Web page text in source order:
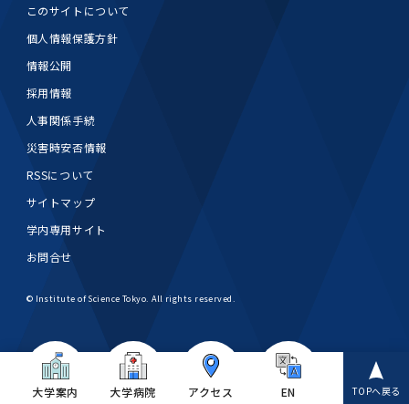
学長選考・監察会議
学長×医学部学生懇談
学長×歯学部学生懇談
東京医科歯科大学の歴史
英語版広報誌「TMDU ANNUAL NEWS」
学内向け広報誌「TMDUニュース」
医歯大ひろば
写真で綴る 東京医科歯科大学トップ
第1回『学びの地』
第2回『教育 講義・実習の軌跡』
第3回『知と癒しの匠の創造者たち』
クラウドファンディング実施プロジェクト一覧
３．自己点検・評価
第２期 中期目標・中期計画等について
（第１期中期目標期間中）年度計画、年度評価
等について
（第２期中期目標期間中）年度計画・年度評価
等について
（第３期中期目標期間中）年度計画・年度評価
等について
3．自己点検・評価
ついて
関連リンク先
「大学院学生の教育研究交流」に関する実施細
目
「複合領域コース｣｢編入学｣及び｢複数学士号｣
に関する協定書
「複合領域コース」の履修者に係る「編入学」
及び「複数学士号」に関する実施細目
各複合領域コースの概要
編入学制度について（複数学士号）
医療管理政策学（MMA）コース（東京医科歯科
大学）
法定公開情報
統計データ
土地・建物及び所在地／関係施設位置図
東京医科歯科大学規則集
研究不正の防止
会計監査人候補者の決定について
東京医科歯科大学ダイバーシティ＆インクルー
ジョン推進宣言等
東京医科歯科大学ダイバーシティ＆インクルー
ジョン推進宣言等トップ
東京医科歯科大学ダイバーシティ＆インクルー
ジョン推進宣言／基本方針／アクション・プラ
ン
動計画
ダイバーシティ・インクルージョン室
障がいのある学生のサポートについて
コンプライアンス・ハラスメントトップ
ハラスメントへの対応について
公益通報について
難治疾患研究所
国際交流サイト
研究情報サイト
研究テーマ検索システム
アルバイトについて
学生寮について
アパート等の紹介
学生保険制度について
サークル紹介
大学祭
歯学部サマープログラム
オンライン個別進学相談
地域特別枠推薦選抜説明会
入試説明会
ん
キャンパス紹介
学費・入学金・奨学金について
学費・入学金・奨学金についてトップ
奨学金について
大学院医歯学総合研究科生体検査科学講座
研究テーマ検索システム
大学院保健衛生学研究科
Academic Year by Eligible Students
(*Autumn admission)
令和７年度（２０２５年度）総合知と癒しの次
世代フロントランナー育成プログラム（医歯学
系）「Science Tokyo SPRING (医歯学系)」
（旧TMDU卓越大学院生制度）対象学生（秋入
学対象）の募集について
Call for Applications to Science Tokyo
SPRING（MD）Program for the 2024
(*Autumn admission)
令和６年度（２０２４年度）総合知と癒しの次
世代フロントランナー育成プログラム（医歯学
系）「Science Tokyo SPRING (医歯学系)」
【2026年4月入学者】入学料免除・徴収猶予申
請について（Admission Fee
Exemption&Admission Fee Deferment）
「修学支援に対する相談窓口」を設置しまし
た。
高等教育の修学支援制度
財団法人・地方公共団体等奨学金
2025年度国立大学臨床検査学系博士後期課程
優秀賞募集について
学生保険制度について
国民年金について
学生相談窓口
証明書関係トップ
医学部在学生
障がいのある学生サポート
修学上の支援について
令和７年度（２０２５年度）新入生向けPC購
入推奨仕様書
企業・官公庁・医療機関の皆様へ
在学生向け
在学生向けトップ
学外就職支援イベント
就職支援サイトリンク集
新型コロナウイルス感染症に伴うお知らせ
サークル・学園祭トップ
お茶の水祭
施設利用
施設利用トップ
保健管理センター
フィットネスルーム・売店
ボランティア
情報システム
台風等の自然災害や交通機関運休による休講措
置（湯島地区）Class Cancellation Measures
due to Natural Disasters, such as
Typhoons, and Transportation
Cancellation (for the Yushima area)
新入学の大学院生へ To New Graduate
博士課程 医歯学専攻
博士課程 生命理工医療科学専攻
医歯学総合研究科修士課程履修要項（シラバ
ス）
博士課程 医歯学専攻
博士課程 医歯学専攻トップ
分野構成
医歯学総合研究科博士課程医歯学系専攻履修要
項（シラバス）
博士課程 国際連携専攻（ジョイント・ディグリ
ー・プログラム：JDP）
博士課程 生命理工医療科学専攻
博士課程 生命理工医療科学専攻トップ
概要
医歯学総合研究科博士課程生命理工学系専攻履
修要項（シラバス）
履修要項（大学院シラバス）
年報
2024年（25.7MB）
セミナー・特別講義
教育研究分野組織、指導教員研究内容
教育研究分野組織、指導教員研究内容トップ
看護先進科学専攻
履修要項（大学院シラバス）保健衛生学研究科
５大学災害看護コンソーシアム履修の手引き
統合教育機構学務企画課
設置計画履行状況報告書
年報
年報トップ
難治疾患研究所
高等研究院
大学病院
大学病院トップ
歯科（歯系診療部門）
スポーツサイエンス機構
医学・歯学分野における数理・データサイエン
ス・AI教育開発事業
統合研究機構・統合イノベーション機構トップ
オープンイノベーションセンター
AMED研究費の年間公募スケジュール(学内専
用)
GAPファンド等の公募
倫理審査手続きについて
各種実験手続き例(学内専用)
研究に必要な講習会等
ES細胞/iPS細胞を使用する実験(学内専用)
各種委員会関係(学内専用)
プレスリリース
青い鳥広場(学内専用)
オープンイノベーションセンター
各種センター
高等研究院
剽窃チェックツール(学内専用)
安全保障輸出管理(学内専用)
利益相反
臨床研究法における臨床研究の利益相反管理に
ついて
利益相反に関する説明会資料(ダウンロード)(学
内専用)
大学案内 大学病院 アクセス EN TOPへ戻る
このサイトについて
個人情報保護方針
情報公開
採用情報
人事関係手続
災害時安否情報
RSSについて
サイトマップ
学内専用サイト
お問合せ
© Institute of Science Tokyo. All rights reserved.